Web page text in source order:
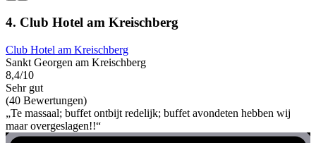
4. Club Hotel am Kreischberg
Club Hotel am Kreischberg
Sankt Georgen am Kreischberg
8,4/10
Sehr gut
(40 Bewertungen)
„Te massaal; buffet ontbijt redelijk; buffet avondeten hebben wij
maar overgeslagen!!“